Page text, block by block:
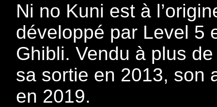
Ni no Kuni est à
développé par Level 5
Ghibli. Vendu à plus
sa sortie en 2013, son
en 2019.